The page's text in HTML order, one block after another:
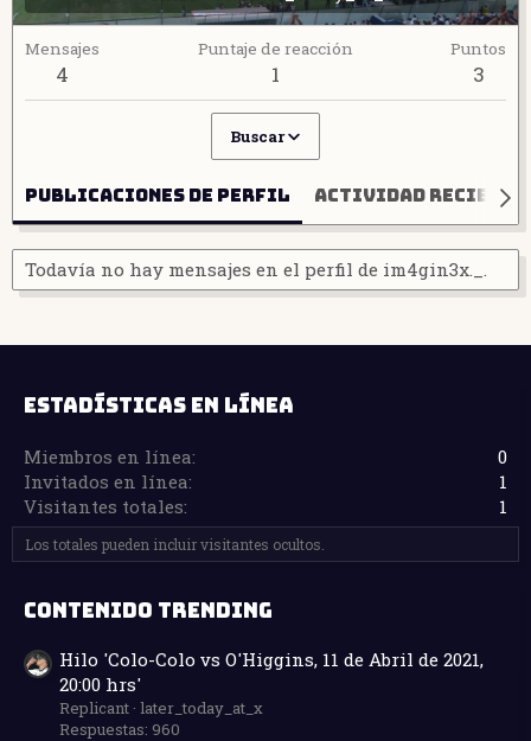
Mensajes
4
Puntaje de reacción
1
Puntos
3
Buscar
Publicaciones de perfil Actividad reciente
Todavía no hay mensajes en el perfil de im4gin3x._.
ESTADÍSTICAS EN LÍNEA
Miembros en línea
0
Invitados en línea
1
Visitantes totales
1
Los totales pueden incluir visitantes ocultos.
CONTENIDO TRENDING
Hilo 'Colo-Colo vs O'Higgins, 11 de Abril de 2021,
20:00 hrs'
Replicant later_today_at_x
Respuestas: 960